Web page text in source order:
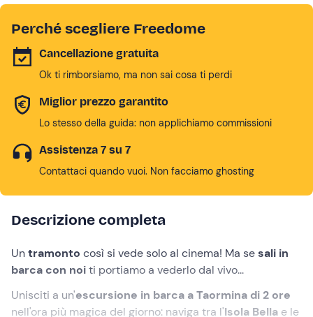
Perché scegliere Freedome
Cancellazione gratuita
Ok ti rimborsiamo, ma non sai cosa ti perdi
Miglior prezzo garantito
Lo stesso della guida: non applichiamo commissioni
Assistenza 7 su 7
Contattaci quando vuoi. Non facciamo ghosting
Descrizione completa
Untramonto così si vede solo al cinema! Ma sesali in
barca con noiti portiamo a vederlo dal vivo...
Unisciti a un'escursione in barca a Taormina di 2 ore
nell'ora più magica del giorno: naviga tra l'Isola Bella e le